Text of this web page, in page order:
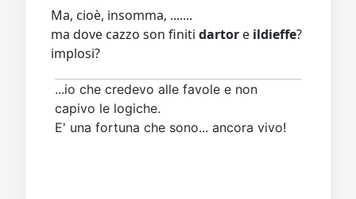
Ma, cioè, insomma, .......
ma dove cazzo son finiti dartor e ildieffe?
implosi?
...io che credevo alle favole e non
capivo le logiche.
E' una fortuna che sono... ancora vivo!